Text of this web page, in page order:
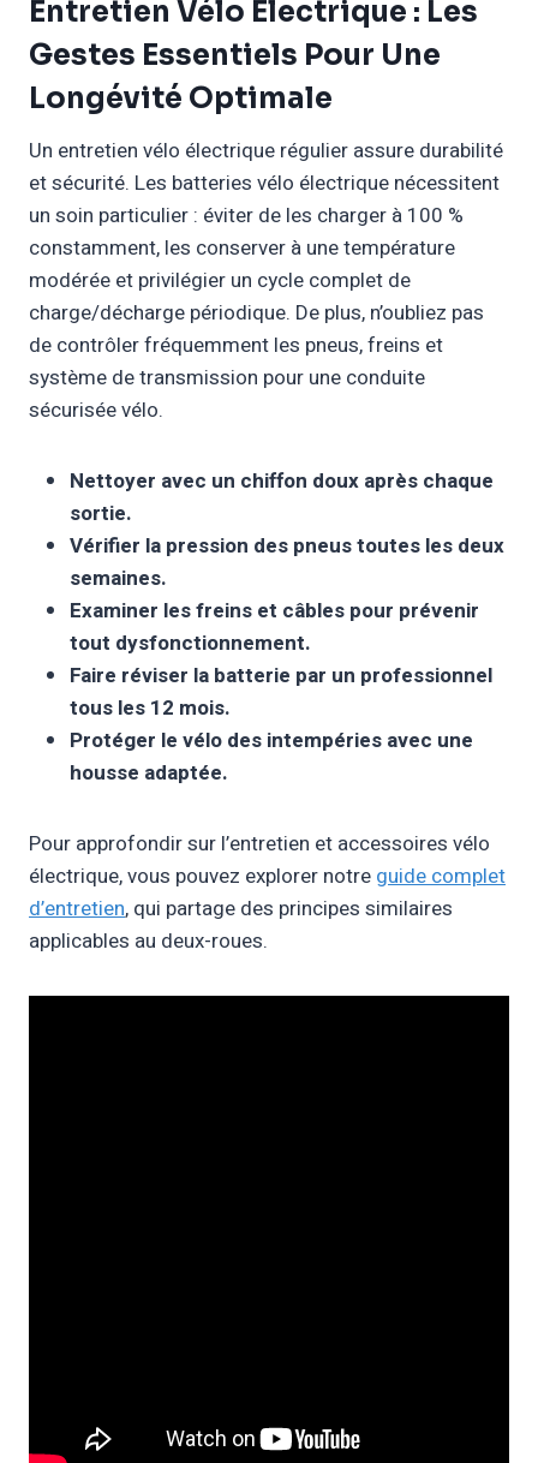
Entretien Vélo Électrique : Les
Gestes Essentiels Pour Une
Longévité Optimale
Un entretien vélo électrique régulier assure durabilité
et sécurité. Les batteries vélo électrique nécessitent
un soin particulier : éviter de les charger à 100 %
constamment, les conserver à une température
modérée et privilégier un cycle complet de
charge/décharge périodique. De plus, n’oubliez pas
de contrôler fréquemment les pneus, freins et
système de transmission pour une conduite
sécurisée vélo.
Nettoyer avec un chiffon doux après chaque
sortie.
Vérifier la pression des pneus toutes les deux
semaines.
Examiner les freins et câbles pour prévenir
tout dysfonctionnement.
Faire réviser la batterie par un professionnel
tous les 12 mois.
Protéger le vélo des intempéries avec une
housse adaptée.
Pour approfondir sur l’entretien et accessoires vélo
électrique, vous pouvez explorer notre guide complet
d’entretien, qui partage des principes similaires
applicables au deux-roues.